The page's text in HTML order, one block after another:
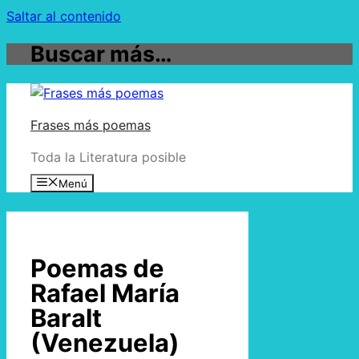
Saltar al contenido
Buscar más…
Frases más poemas
Toda la Literatura posible
Menú
Poemas de
Rafael María
Baralt
(Venezuela)